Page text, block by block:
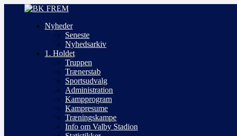
Nyheder
Seneste
Nyhedsarkiv
1. Holdet
Truppen
Trænerstab
Sportsudvalg
Administration
Kampprogram
Kampresume
Træningskampe
Info om Valby Stadion